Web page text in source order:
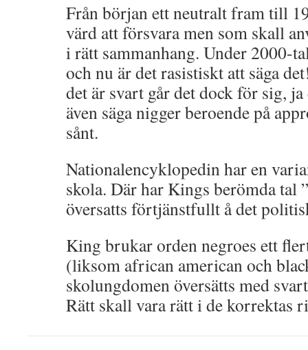
Från början ett neutralt fram till
värd att försvara men som skall
i rätt sammanhang. Under 2000-
och nu är det rasistiskt att säga
det är svart går det dock för sig,
även säga nigger beroende på
sånt.
Nationalencyklopedin har en
skola. Där har Kings berömda tal
översatts förtjänstfullt å det
King brukar orden negroes ett
(liksom african american och
skolungdomen översätts med
Rätt skall vara rätt i de korrektas